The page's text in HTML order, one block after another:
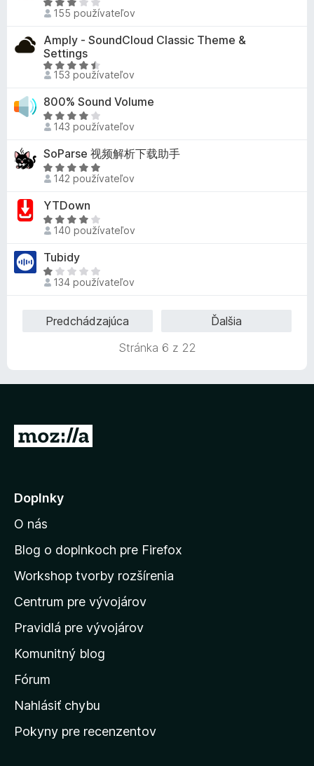
n
o
t
e
n
ý
5
z
:
5
z
5
o
e
n
:
4
,
z
5
H
o
d
n
o
t
n
:
3
,
z
5
155 používateľov
Amply - SoundCloud Classic Theme &
Settings
H
o
d
n
o
e
n
i
e
4
7
z
5
153 používateľov
800% Sound Volume
H
o
d
n
o
e
n
i
4
z
143 používateľov
SoParse 视频解析下载助手
H
o
d
n
o
e
n
i
142 používateľov
YTDown
H
o
d
n
o
n
3
z
5
140 používateľov
Tubidy
H
o
n
1
z
134 používateľov
Predchádzajúca
Ďalšia
Stránka 6 z 22
P
j
ť
n
d
o
m
v
s
k
s
Doplnky
O nás
Blog o doplnkoch pre Firefox
Workshop tvorby rozšírenia
Centrum pre vývojárov
Pravidlá pre vývojárov
Komunitný blog
Fórum
Nahlásiť chybu
Pokyny pre recenzentov